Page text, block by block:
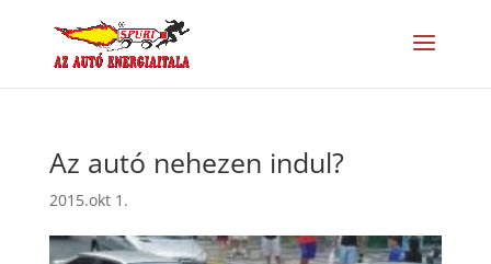
Az autó nehezen indul?
2015.okt 1.